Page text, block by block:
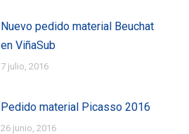
Nuevo pedido material Beuchat
en ViñaSub
7 julio, 2016
Pedido material Picasso 2016
26 junio, 2016